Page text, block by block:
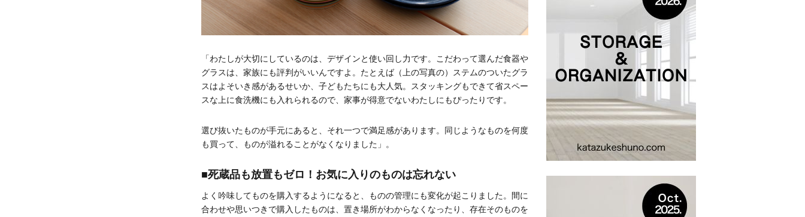
「わたしが大切にしているのは、デザインと使い回し力です。こだわって選んだ食器や
グラスは、家族にも評判がいいんですよ。たとえば（上の写真の）ステムのついたグラ
スはよそいき感があるせいか、子どもたちにも大人気。スタッキングもできて省スペー
スな上に食洗機にも入れられるので、家事が得意でないわたしにもぴったりです。
選び抜いたものが手元にあると、それ一つで満足感があります。同じようなものを何度
も買って、ものが溢れることがなくなりました」。
■死蔵品も放置もゼロ！お気に入りのものは忘れない
よく吟味してものを購入するようになると、ものの管理にも変化が起こりました。間に
合わせや思いつきで購入したものは、置き場所がわからなくなったり、存在そのものを